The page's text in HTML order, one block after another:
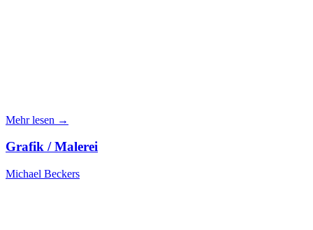
Mehr lesen →
Grafik / Malerei
Michael Beckers